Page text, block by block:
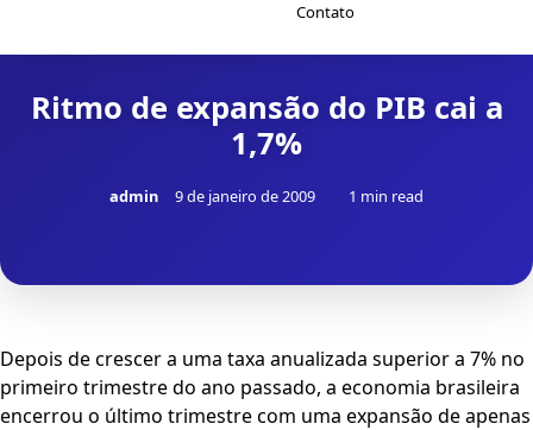
Contato
Ritmo de expansão do PIB cai a
1,7%
admin 9 de janeiro de 2009 1 min read
Depois de crescer a uma taxa anualizada superior a 7% no
primeiro trimestre do ano passado, a economia brasileira
encerrou o último trimestre com uma expansão de apenas